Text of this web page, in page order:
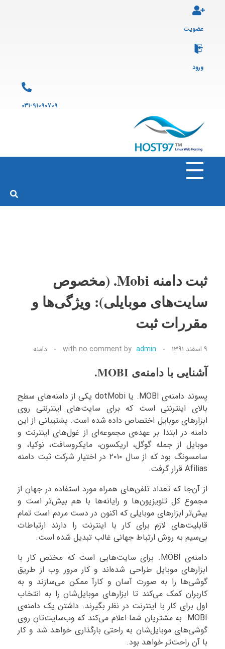
عضویت
ورود
۰۳۱-۹۱۰۹۰۷۰۹
هاست ۹۷ارائه سرویس هاست لینوکس و ثبت دامنه
ثبت دامنه Mobi. (مخصوص
سایت‌های موبایلی): ویژگی‌ها و
مقررات ثبت
۹ اسفند ۱۳۹۱ by admin
with no comment دامنه
آشنایی با دامنه‌ی MOBI.
پسوند دامنه‌ی MOBI. یا dotMobi یکی از دامنه‌های سطح
بالای اینترنتی است که برای سایت‌های اینترنتی روی
ابزارهای موبایل اختصاص داده شده است. پشتیبانی از این
دامنه در ابتدا بر عهده‌ی مجموعه‌ای از غول‌های اینترنت و
موبایل از جمله گوگل، اریکسون، مایکروسافت، نوکیا، و
سامسونگ بود که از سال ۲۰۱۰ در اختیار شرکت ثبت دامنه
Afilias قرار گرفت.
از آن‌جا که تعداد تلفن‌های همراه مورد استفاده در جهان از
مجموع کل تلویزیون‌ها و رایانه‌ها با هم بیش‌تر است و
بیش‌تر ابزارهای موبایلی که اکنون در دست مردم است تمام
قابلیت‌های لازم برای کار با اینترنت را دارند ارتباطات
بی‌سیم به روش ارتباط جهانی غالب تبدیل شده است.
دامنه‌ی MOBI. برای سایت‌هایی است که مختص کار با
ابزارهای موبایل طراحی شده‌اند و کار مرور وب از طریق
گوشی‌ها را به صورت آسان و کارآ ممکن می‌سازند و به
کاربران کمک می‌کند تا ابزارهای موبایل‌شان را به انتخاب
اول برای کار با اینترنت در نظر بگیرند. داشتن یک دامنه‌ی
MOBI. به مشتریان شما اعلام می‌کند که وب‌سایت‌تان روی
گوشی‌های موبایل‌شان به راحتی بارگذاری خواهد شد و کار
با آن راحت‌تر خواهد بود.